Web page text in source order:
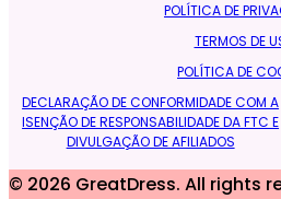
POLÍTICA DE
TERMOS DE
POLÍTICA DE
DECLARAÇÃO DE CONFORMIDADE COM A
ISENÇÃO DE RESPONSABILIDADE DA FTC E
DIVULGAÇÃO DE AFILIADOS
© 2026 GreatDress. All rights